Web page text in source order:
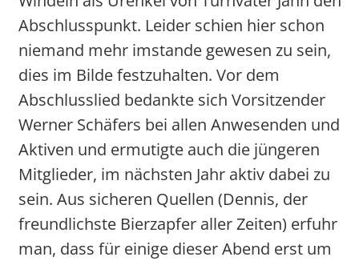
Abschlusspunkt. Leider schien hier schon
niemand mehr imstande gewesen zu sein,
dies im Bilde festzuhalten. Vor dem
Abschlusslied bedankte sich Vorsitzender
Werner Schäfers bei allen Anwesenden und
Aktiven und ermutigte auch die jüngeren
Mitglieder, im nächsten Jahr aktiv dabei zu
sein. Aus sicheren Quellen (Dennis, der
freundlichste Bierzapfer aller Zeiten) erfuhr
man, dass für einige dieser Abend erst um